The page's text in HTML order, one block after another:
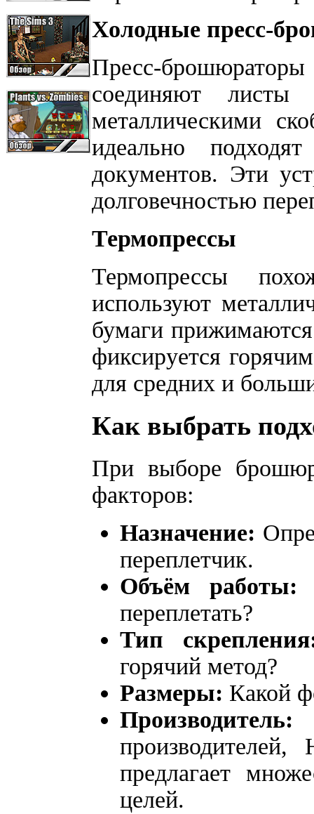
Холодные пресс-
Пресс-
соединяют листы
металлическими
идеально
документов. Эти
долговечностью
Термопрессы
Термопрессы
используют
бумаги
фиксируется
для средних и
Как выбрать
При выборе
факторов:
Назначение:
переплетчик.
Объём
переплетать?
Тип
горячий метод?
Размеры: Какой
Производитель:
предлагает
целей.